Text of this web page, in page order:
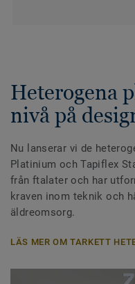
Heterogena
nivå på
Nu lanserar vi de
Platinium och Tapiflex
från ftalater och har
kraven inom teknik och
äldreomsorg.
LÄS MER OM TARKETT